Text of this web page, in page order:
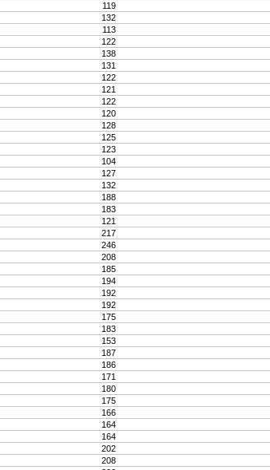
119
132
113
122
138
131
122
121
122
120
128
125
123
104
127
132
188
183
121
217
246
208
185
194
192
192
175
183
153
187
186
171
180
175
166
164
164
202
208